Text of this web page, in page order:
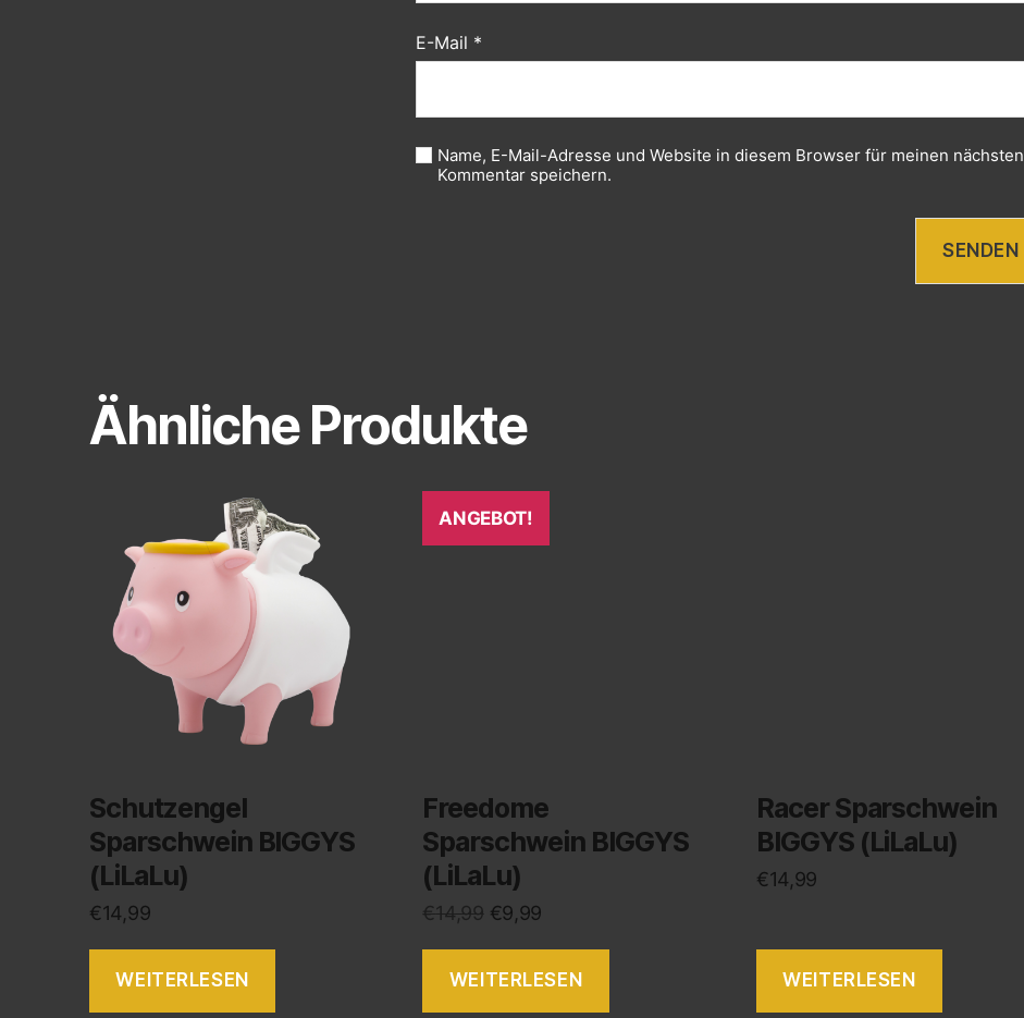
E-Mail *
Name, E-Mail-Adresse und Website in diesem Browser für meinen nächsten
Kommentar speichern.
Ähnliche Produkte
Schutzengel
Sparschwein BIGGYS
(LiLaLu)
€14,99
WEITERLESEN
ANGEBOT!
Freedome
Sparschwein BIGGYS
(LiLaLu)
€14,99 €9,99
WEITERLESEN
Racer Sparschwein
BIGGYS (LiLaLu)
€14,99
WEITERLESEN